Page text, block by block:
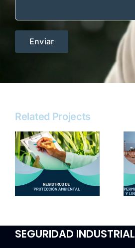
Related Projects
SEGURIDAD INDUSTRIAL